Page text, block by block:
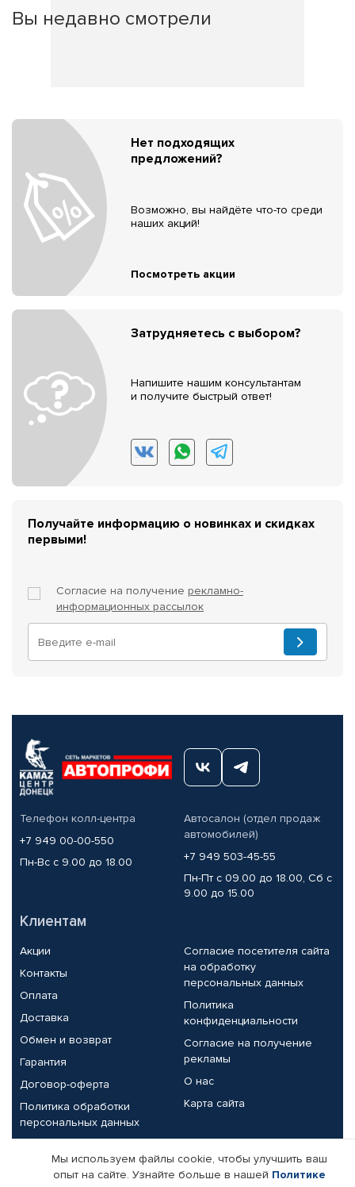
Вы недавно смотрели
Нет подходящих
предложений?
Возможно, вы найдёте что-то среди
наших акций!
Посмотреть акции
Затрудняетесь с выбором?
Напишите нашим консультантам
и получите быстрый ответ!
Получайте информацию о новинках и скидках
первыми!
Согласие на получение рекламно-
информационных рассылок
Телефон колл-центра
+7 949 00-00-550
Пн-Вс с 9.00 до 18.00
Автосалон (отдел продаж
автомобилей)
+7 949 503-45-55
Пн-Пт с 09.00 до 18.00, Сб с
9.00 до 15.00
Клиентам
Акции
Контакты
Оплата
Доставка
Обмен и возврат
Гарантия
Договор-оферта
Политика обработки
персональных данных
Согласие посетителя сайта
на обработку
персональных данных
Политика
конфиденциальности
Согласие на получение
рекламы
О нас
Карта сайта
Партнерам
Мы используем файлы cookie, чтобы улучшить ваш
опыт на сайте. Узнайте больше в нашей Политике